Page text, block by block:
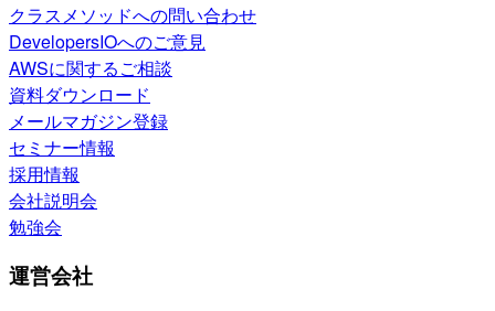
クラスメソッドへの問い合わせ
DevelopersIOへのご意見
AWSに関するご相談
資料ダウンロード
メールマガジン登録
セミナー情報
採用情報
会社説明会
勉強会
運営会社